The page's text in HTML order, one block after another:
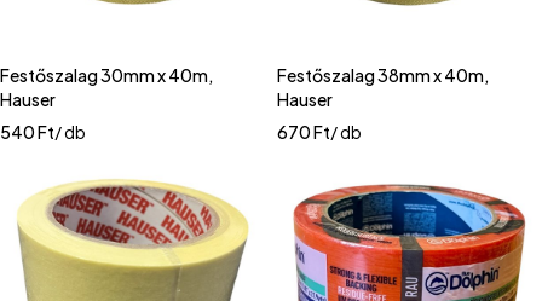
Festőszalag 30mm x 40m,
Hauser
540Ft/ db
Festőszalag 38mm x 40m,
Hauser
670Ft/ db